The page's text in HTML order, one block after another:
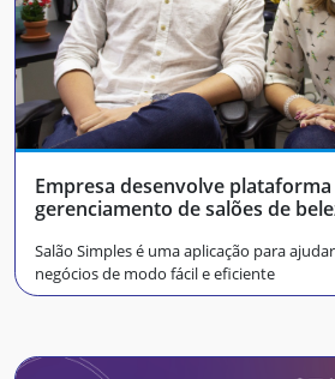
Empresa desenvolve
gerenciamento de salões de
Salão Simples é uma aplicação para
negócios de modo fácil e eficiente